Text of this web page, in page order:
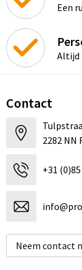
Een
Altijd
Contact
2282 NN
+31
Neem contact